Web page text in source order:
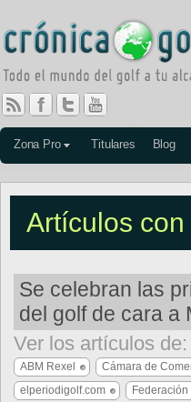
Zona Pro Titulares Blog
Artículos
Se celebran las
del golf de cara a
Ver los artículos de:
ABM Rexel Cámara de
elperiodigolf.com